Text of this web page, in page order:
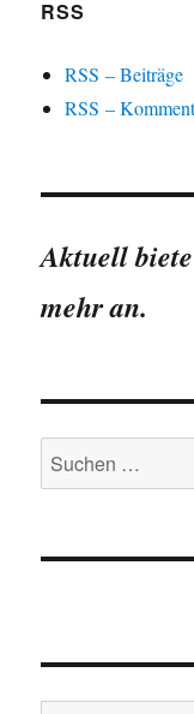
RSS
RSS – Beiträge
RSS –
Aktuell
mehr an.
Suchen
nach:
Gib deine E-Mail-Adresse ein ...